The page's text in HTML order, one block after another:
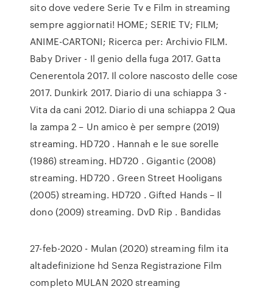
sito dove vedere Serie Tv e Film in streaming
sempre aggiornati! HOME; SERIE TV; FILM;
ANIME-CARTONI; Ricerca per: Archivio FILM.
Baby Driver - Il genio della fuga 2017. Gatta
Cenerentola 2017. Il colore nascosto delle cose
2017. Dunkirk 2017. Diario di una schiappa 3 -
Vita da cani 2012. Diario di una schiappa 2 Qua
la zampa 2 – Un amico è per sempre (2019)
streaming. HD720 . Hannah e le sue sorelle
(1986) streaming. HD720 . Gigantic (2008)
streaming. HD720 . Green Street Hooligans
(2005) streaming. HD720 . Gifted Hands – Il
dono (2009) streaming. DvD Rip . Bandidas
27-feb-2020 - Mulan (2020) streaming film ita
altadefinizione hd Senza Registrazione Film
completo MULAN 2020 streaming